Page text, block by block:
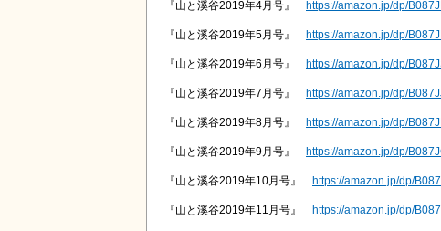
『山と溪谷2019年4月号』 https://amazon.jp/dp/
『山と溪谷2019年5月号』 https://amazon.jp/dp/
『山と溪谷2019年6月号』 https://amazon.jp/dp/
『山と溪谷2019年7月号』 https://amazon.jp/dp/
『山と溪谷2019年8月号』 https://amazon.jp/dp/
『山と溪谷2019年9月号』 https://amazon.jp/dp/
『山と溪谷2019年10月号』 https://amazon.jp/dp/
『山と溪谷2019年11月号』 https://amazon.jp/dp/